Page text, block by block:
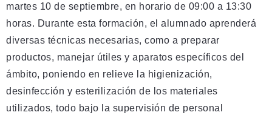
martes 10 de septiembre, en horario de 09:00 a 13:30
horas. Durante esta formación, el alumnado aprenderá
diversas técnicas necesarias, como a preparar
productos, manejar útiles y aparatos específicos del
ámbito, poniendo en relieve la higienización,
desinfección y esterilización de los materiales
utilizados, todo bajo la supervisión de personal